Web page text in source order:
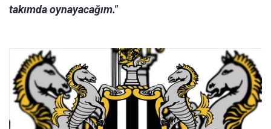
takımda oynayacağım."